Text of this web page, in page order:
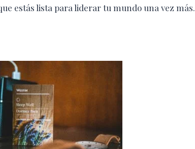
estás lista para liderar tu mundo una vez más.